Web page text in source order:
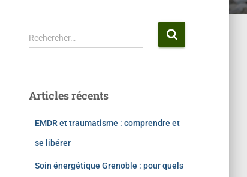
Rechercher…
Articles récents
EMDR et traumatisme : comprendre et
se libérer
Soin énergétique Grenoble : pour quels